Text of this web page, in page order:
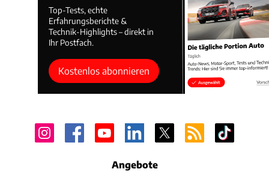
Top-Tests, echte
Erfahrungsberichte &
Technik-Highlights – direkt in
Ihr Postfach.
Kostenlos abonnieren
Angebote